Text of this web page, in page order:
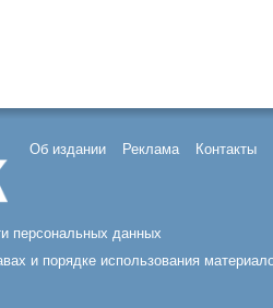
Об издании Реклама Контакты
персональных данных
и порядке использования